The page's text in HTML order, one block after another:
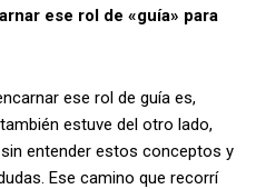
ese rol de «guía» para
ese rol de guía es,
estuve del otro lado,
entender estos conceptos y
Ese camino que recorrí